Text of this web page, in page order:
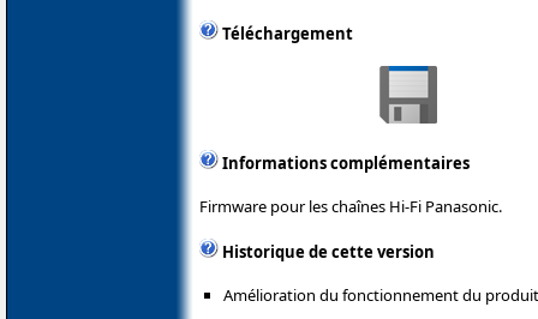
Téléchargement
Informations complémentaires
Firmware pour les chaînes Hi-Fi Panasonic.
Historique de cette version
Amélioration du fonctionnement du